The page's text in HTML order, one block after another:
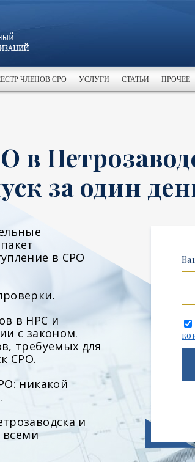
ЧЛЕНОВ СРО УСЛУГИ СТАТЬИ ПРОЧЕЕ
в
за один
в СРО
в НРС и
с законом.
требуемых для
СРО.
никакой
и
всеми